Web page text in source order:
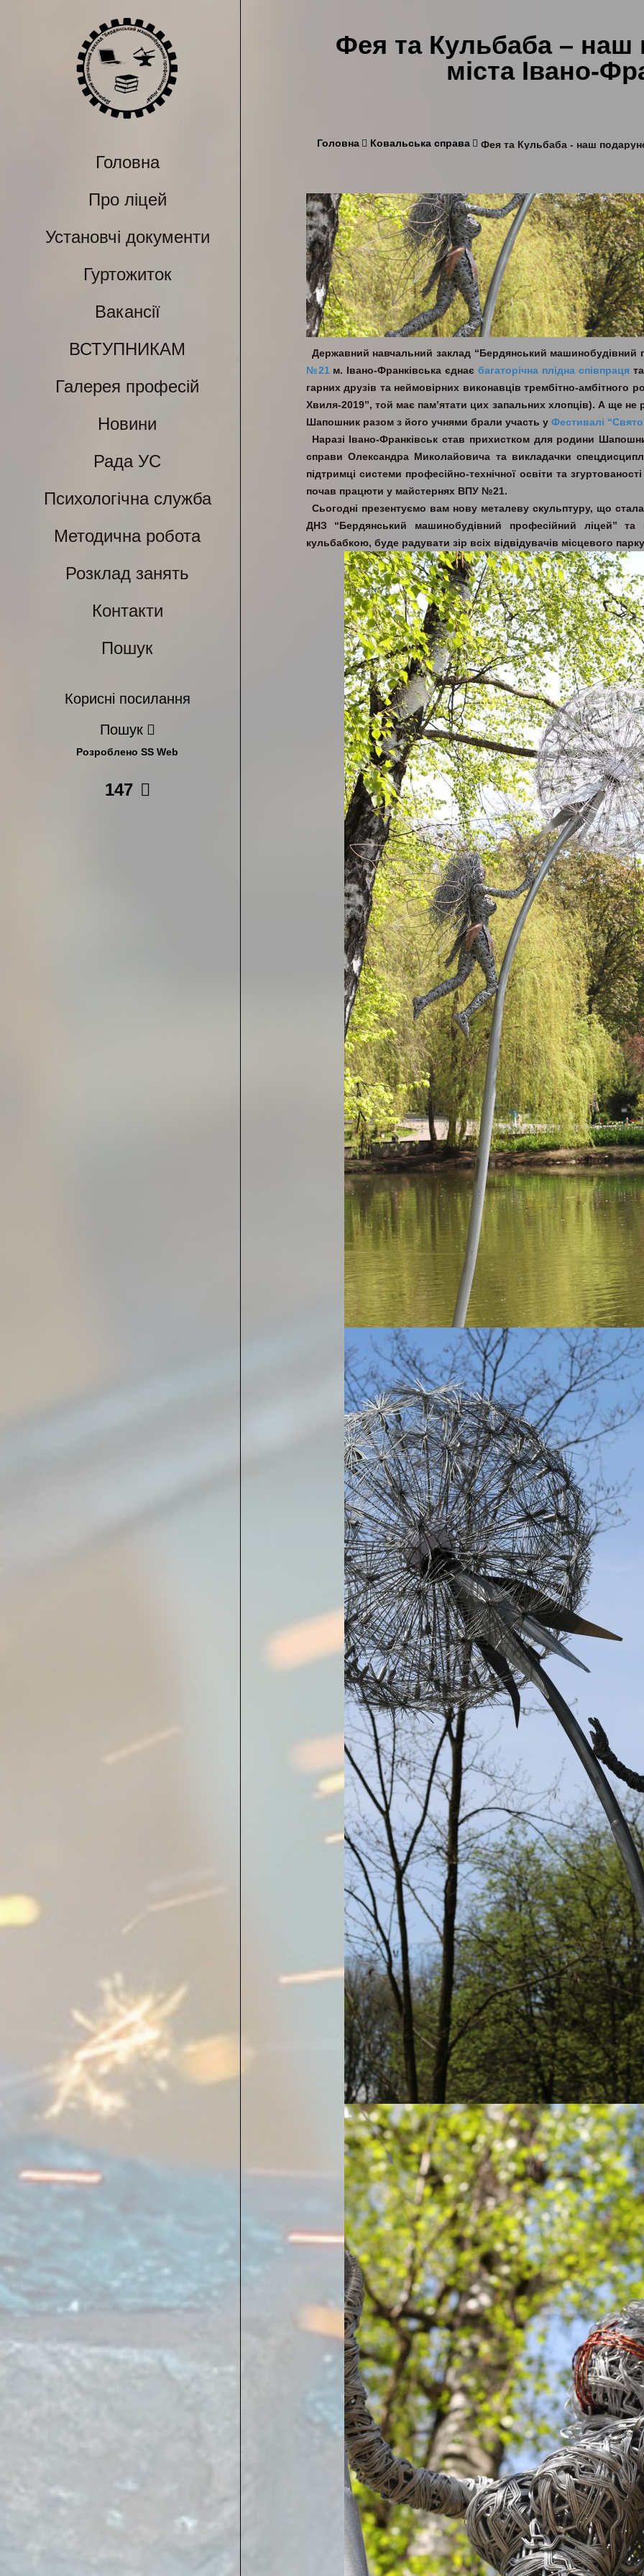
Головна
Про ліцей
Установчі документи
Гуртожиток
Вакансії
ВСТУПНИКАМ
Галерея професій
Новини
Рада УС
Психологічна служба
Методична робота
Розклад занять
Контакти
Пошук
Корисні посилання
Пошук
Розроблено SS Web
147
Фея та Кульбаба – наш
міста Івано-
Головна Ковальська справа Фея та Кульбаба - наш
Державний навчальний заклад “Бердянський машинобудівний
№21 м. Івано-Франківська єднаєбагаторічна плідна співпраця
гарних друзів та неймовірних виконавців трембітно-амбітного
Хвиля-2019”, той має пам’ятати цих запальних хлопців). А ще
Шапошник разом з його учнями брали участь у Фестивалі “Свято
Наразі Івано-Франківськ став прихистком для родини
справи Олександра Миколайовича та викладачки
підтримці системи професійно-технічної освіти та
почав працюти у майстернях ВПУ №21.
Сьогодні презентуємо вам нову металеву скульптуру, що
ДНЗ “Бердянський машинобудівний професійний
кульбабкою, буде радувати зір всіх відвідувачів місцевого